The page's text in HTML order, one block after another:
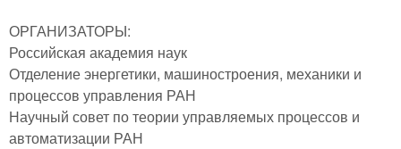
ОРГАНИЗАТОРЫ:
Российская академия наук
Отделение энергетики, машиностроения, механики и
процессов управления РАН
Научный совет по теории управляемых процессов и
автоматизации РАН